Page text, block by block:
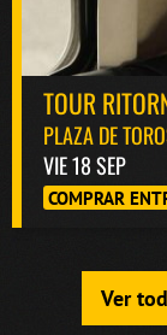
TOUR
PLAZA DE
VIE 18 SEP
COMPRAR
Ver